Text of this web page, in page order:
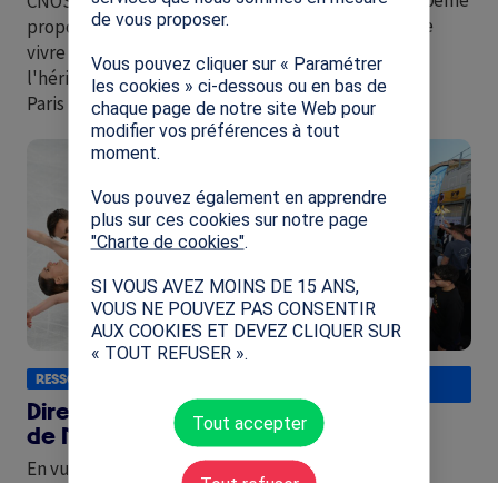
proposent à vos élèves de
vivre autrement
l'héritage des Jeux de
Paris
édition de la Semaine
Olympique et
Paralympique !
RESSOURCE PÉDAGOGIQUE
Direction les Jeux
de Milan-Cortina...
En vue des Jeux de Milan-
SOP 2026 :
ouverture des
inscriptio...
de vous proposer.
Vous pouvez cliquer sur « Paramétrer
les cookies » ci-dessous ou en bas de
chaque page de notre site Web pour
modifier vos préférences à tout
moment.
Vous pouvez également en apprendre
plus sur ces cookies sur notre page
"Charte de cookies".
SI VOUS AVEZ MOINS DE 15 ANS,
VOUS NE POUVEZ PAS CONSENTIR
AUX COOKIES ET DEVEZ CLIQUER SUR
« TOUT REFUSER ».
Tout accepter